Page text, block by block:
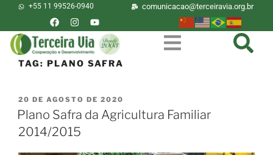
+55 11 99526-0940 comunicacao@terceiravia.org.br
TAG: PLANO SAFRA
20 DE AGOSTO DE 2020
Plano Safra da Agricultura Familiar
2014/2015